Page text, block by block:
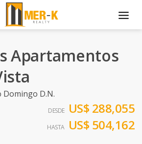
Apartamentos
Domingo D.N.
DESDE US$ 288,055
HASTA US$ 504,162